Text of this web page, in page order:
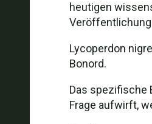
heutigen
Lycoperdon
Bonord.
Das spezifische
Frage aufwirft,